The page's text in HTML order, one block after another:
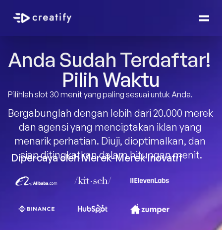
Anda Sudah Terdaftar!
Pilih Waktu
Pilihlah slot 30 menit yang paling sesuai untuk Anda.
Dipercaya oleh Merek-Merek Inovatif
Bergabunglah dengan lebih dari 20.000 merek
dan agensi yang menciptakan iklan yang
menarik perhatian. Diuji, dioptimalkan, dan
siap ditingkatkan dalam hitungan menit.